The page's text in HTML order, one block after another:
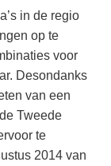
en
in de regio
op te
voor
Desondanks
van een
Tweede
te
2014 van